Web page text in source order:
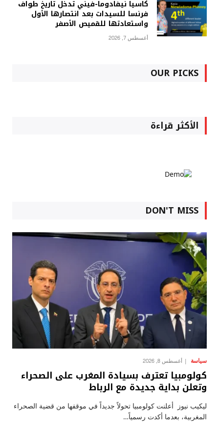
كاسيا نيفادوما-فيني تدخل تاريخ طواف
فرنسا للسيدات بعد انتصارها الأول
واستعادتها للقميص الأصفر
أغسطس 7, 2026
OUR PICKS
الأكثر قراءة
DON'T MISS
سياسة أغسطس 8, 2026
كولومبيا تعترف بسيادة المغرب على الصحراء
وتعلن بداية جديدة مع الرباط
ليكيب نيوز أعلنت كولومبيا تحولاً جديداً في موقفها من قضية الصحراء
المغربية، بعدما أكدت رسمياً…